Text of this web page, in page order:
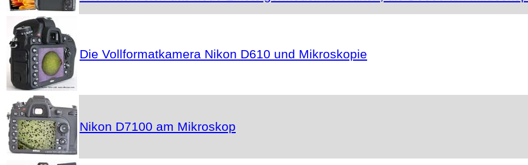
Die Vollformatkamera Nikon D610 und Mikroskopie
Nikon D7100 am Mikroskop